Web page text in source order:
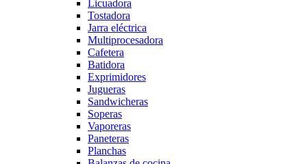
Licuadora
Tostadora
Jarra eléctrica
Multiprocesadora
Cafetera
Batidora
Exprimidores
Jugueras
Sandwicheras
Soperas
Vaporeras
Paneteras
Planchas